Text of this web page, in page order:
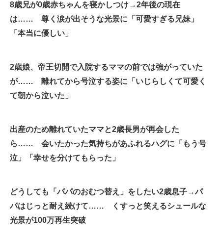
スマホと通信の最新トレンド
進化するPCとデバイスの未来
ビジネスと働き方のヒント
経営リーダーのコミュニティ
企業向けIT製品の総合サイト
IT製品の技術・比較・事例
8歳兄が0歳赤ちゃんを寝かしつけ→2年後の現在
は…… 尊く涙が出そうな光景に「可愛すぎる兄妹」
「本当に優しい」
2歳娘、帝王切開で入院するママの前では強がっていた
が…… 離れてから号泣する姿に「いじらしくて可愛く
て朝から泣いた」
出産のため離れていたママと2歳長男が再会した
ら…… 会いたかった気持ちがあふれるハグに「もう号
泣」「幸せを分けてもらった」
どうしても「パパのおむつ替え」をしたい2歳息子→パ
パはじっと耐え続けて…… くすっと笑えるシュールな
光景が100万再生突破